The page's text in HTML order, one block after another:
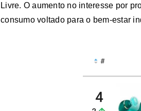
Livre. O aumento no interesse por
consumo voltado para o bem-estar